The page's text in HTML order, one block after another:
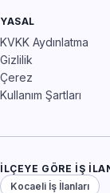
YASAL
KVKK Aydınlatma
Gizlilik
Çerez
Kullanım Şartları
İLÇEYE GÖRE İŞ
Kocaeli İş İlanları